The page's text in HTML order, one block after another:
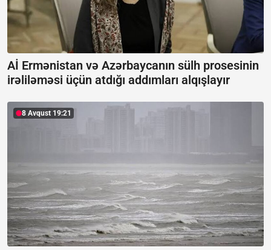
Aİ Ermənistan və Azərbaycanın sülh prosesinin
irəliləməsi üçün atdığı addımları alqışlayır
8 Avqust 19:21